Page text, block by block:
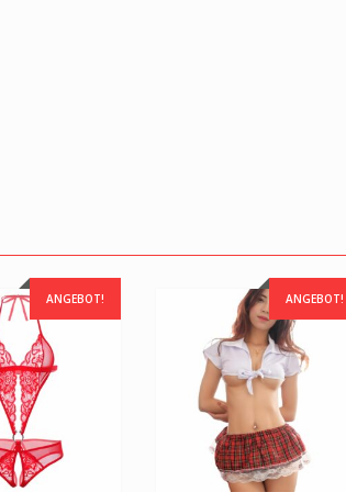
ANGEBOT! ANGEBOT!